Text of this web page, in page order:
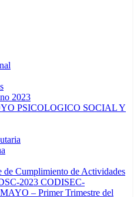
2023
PSICOLOGICO SOCIAL Y
de Cumplimiento de Actividades
2023 CODISEC-
– Primer Trimestre del